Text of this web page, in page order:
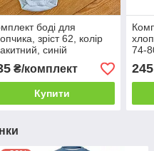
боді для
зріст 62, колір
синій
₴/комплект
Купити
74-
245